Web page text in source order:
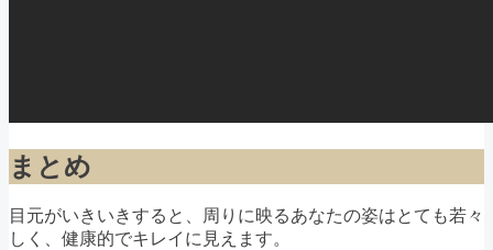
まとめ
目元がいきいきすると、周りに映るあなたの姿はとても若々
しく、健康的でキレイに見えます。